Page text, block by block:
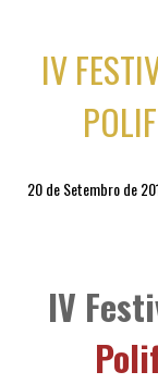
IV
20 de Setembro de
IV